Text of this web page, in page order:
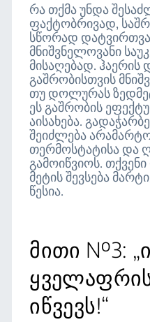
რა თქმა უნდა
ფაქტობრივად,
სწორად
მნიშვნელოვანი
მისაღებად. ჰაერის
გაშრობისთვის
თუ დოლურას
ეს გაშრობის
აისახება.
შეიძლება
თერმოსტატისა და
გამოიწვიოს.
მეტის შევსება
წესია.
მითი №3:
იწვევს!“